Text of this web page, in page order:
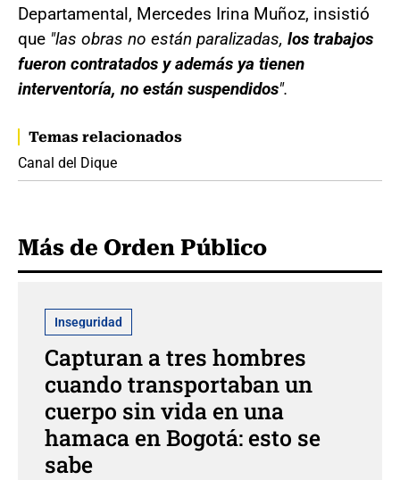
Departamental, Mercedes Irina Muñoz, insistió
que "las obras no están paralizadas, los trabajos
fueron contratados y además ya tienen
interventoría, no están suspendidos".
Temas relacionados
Canal del Dique
Más de Orden Público
Inseguridad
Capturan a tres hombres
cuando transportaban un
cuerpo sin vida en una
hamaca en Bogotá: esto se
sabe